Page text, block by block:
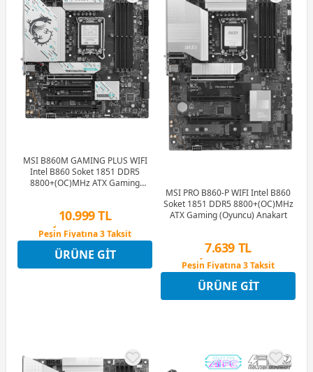
MSI B860M GAMING PLUS WIFI
Intel B860 Soket 1851 DDR5
8800+(OC)MHz ATX Gaming
10.999 TL
Peşin Fiyatına 3 Taksit
12 Ay x 1.294 TL taksitle
Peşin Fiyatına 3 Taksit
ÜRÜNE GIT
MSI PRO B860-P WIFI Intel B860
Soket 1851 DDR5 8800+(OC)MHz
ATX Gaming (Oyuncu) Anakart
7.639 TL
Peşin Fiyatına 3 Taksit
12 Ay x 899 TL taksitle
Peşin Fiyatına 3 Taksit
ÜRÜNE GIT